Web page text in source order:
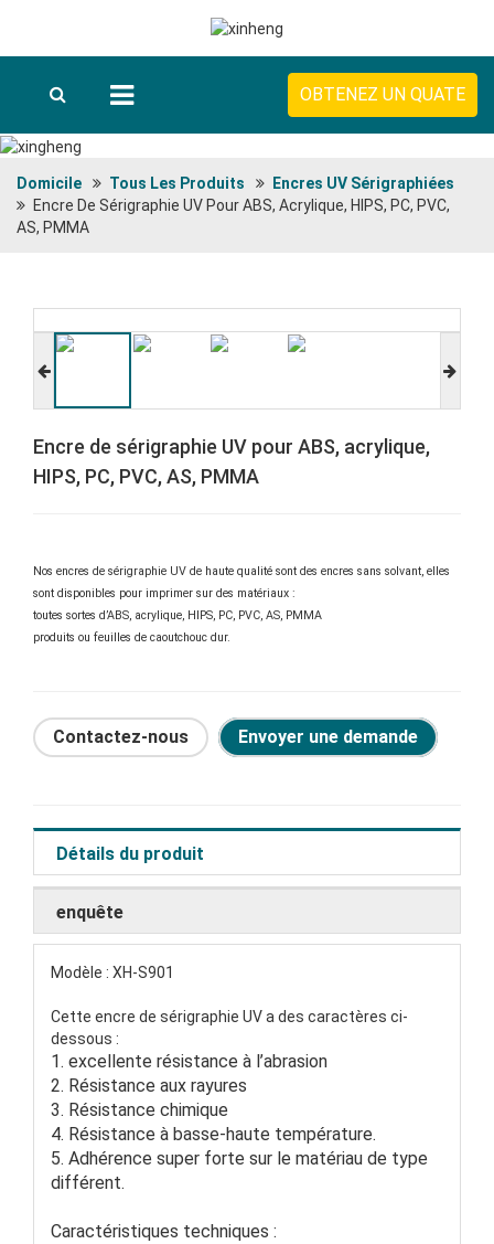
OBTENEZ UN QUATE
Domicile Tous Les Produits
Encres UV Sérigraphiées
Encre De Sérigraphie UV Pour ABS, Acrylique, HIPS, PC, PVC,
AS, PMMA
Encre de sérigraphie UV pour ABS, acrylique,
HIPS, PC, PVC, AS, PMMA
Nos encres de sérigraphie UV de haute qualité sont des encres sans solvant, elles
sont disponibles pour imprimer sur des matériaux :
toutes sortes d’ABS, acrylique, HIPS, PC, PVC, AS, PMMA
produits ou feuilles de caoutchouc dur.
Contactez-nous Envoyer une demande
Détails du produit
enquête
Modèle : XH-S901
Cette encre de sérigraphie UV a des caractères ci-
dessous :
1. excellente résistance à l’abrasion
2. Résistance aux rayures
3. Résistance chimique
4. Résistance à basse-haute température.
5. Adhérence super forte sur le matériau de type
différent.
Caractéristiques techniques :